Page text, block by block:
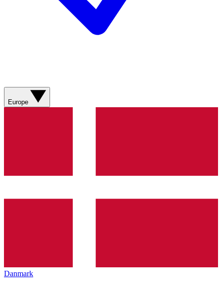
Europe
Danmark